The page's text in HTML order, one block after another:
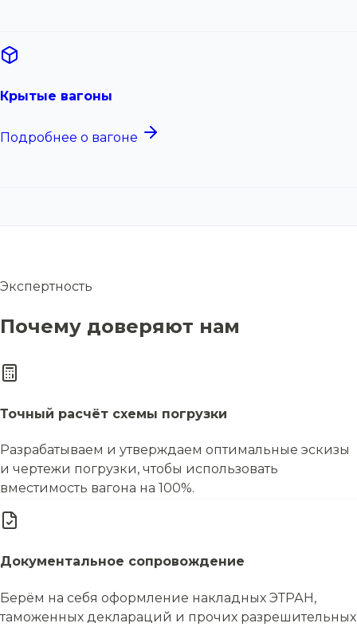
Крытые вагоны
Подробнее о вагоне
Экспертность
Почему доверяют нам
Точный расчёт схемы погрузки
Разрабатываем и утверждаем оптимальные эскизы
и чертежи погрузки, чтобы использовать
вместимость вагона на 100%.
Документальное сопровождение
Берём на себя оформление накладных ЭТРАН,
таможенных деклараций и прочих разрешительных